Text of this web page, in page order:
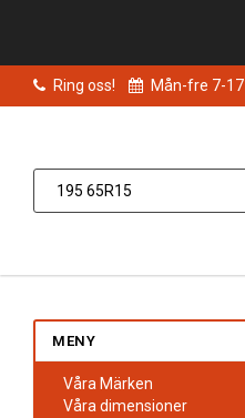
Ring oss! Mån-fre 7-17
MENY
Våra Märken
Våra dimensioner